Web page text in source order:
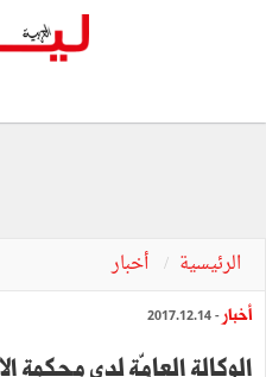
الرئيسية أخبار
أخبار - 2017.12.14
الوكالة العامّة لدى محكمة